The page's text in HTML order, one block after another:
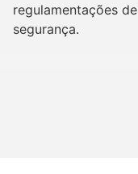
regulamentações de
segurança.